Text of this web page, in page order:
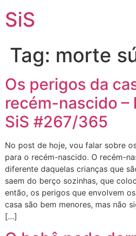
SiS
Tag: morte
Os perigos da
recém-nascido –
SiS #267/365
No post de hoje, vou falar sobre
para o recém-nascido. O recém-
diferente daquelas crianças que
saem do berço sozinhas, que
então, os perigos que envolvem
casa são bem menores, mas não
[…]